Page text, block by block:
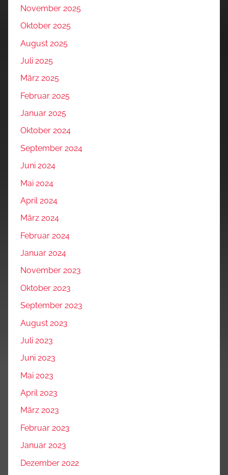
November 2025
Oktober 2025
August 2025
Juli 2025
März 2025
Februar 2025
Januar 2025
Oktober 2024
September 2024
Juni 2024
Mai 2024
April 2024
März 2024
Februar 2024
Januar 2024
November 2023
Oktober 2023
September 2023
August 2023
Juli 2023
Juni 2023
Mai 2023
April 2023
März 2023
Februar 2023
Januar 2023
Dezember 2022